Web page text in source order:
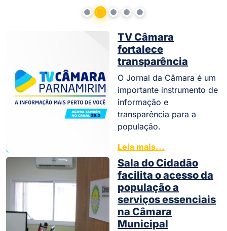
TV Câmara
fortalece
transparência
O Jornal da Câmara é um
importante instrumento de
informação e
transparência para a
população.
Leia mais...
Sala do Cidadão
facilita o acesso da
população a
serviços essenciais
na Câmara
Municipal